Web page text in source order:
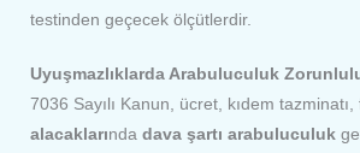
testinden geçecek ölçütlerdir.
Uyuşmazlıklarda Arabuluculuk
7036 Sayılı Kanun, ücret, kıdem
alacaklarında dava şartı arabuluculuk